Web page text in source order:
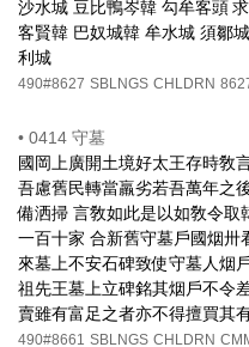
沙水城 豆比鴨岑韓 勾牟客頭
客賢韓 巴奴城韓 牟水城 須鄒
利城
490#8627 SBLNGS CHLDRN
• 0414 守墓
國岡上廣開土境好太王存時敎
吾慮舊民轉當羸劣若吾萬年之
備洒掃 言敎如此是以如敎令取
一百十家 合新舊守墓戶國烟卅
來墓上不安石碑致使守墓人烟
祖先王墓上立碑銘其烟戶不令
賣雖有富足之者亦不得擅買其
490#8661 SBLNGS CHLDRN